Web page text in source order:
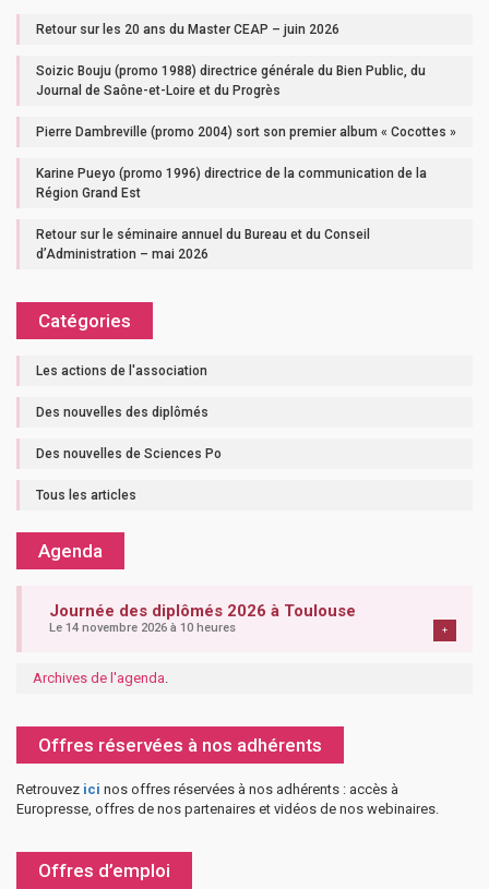
Retour sur les 20 ans du Master CEAP – juin 2026
Soizic Bouju (promo 1988) directrice générale du Bien Public, du
Journal de Saône-et-Loire et du Progrès
Pierre Dambreville (promo 2004) sort son premier album « Cocottes »
Karine Pueyo (promo 1996) directrice de la communication de la
Région Grand Est
Retour sur le séminaire annuel du Bureau et du Conseil
d’Administration – mai 2026
Catégories
Les actions de l'association
Des nouvelles des diplômés
Des nouvelles de Sciences Po
Tous les articles
Agenda
Journée des diplômés 2026 à Toulouse
Le 14 novembre 2026 à 10 heures +
Archives de l'agenda
Offres réservées à nos adhérents
Retrouvez ici nos offres réservées à nos adhérents : accès à
Europresse, offres de nos partenaires et vidéos de nos webinaires.
Offres d’emploi